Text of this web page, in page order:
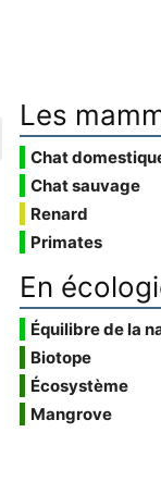
Les
Chat
Chat sauvage
Renard
Primates
En
Équilibre de la
Biotope
Écosystème
Mangrove